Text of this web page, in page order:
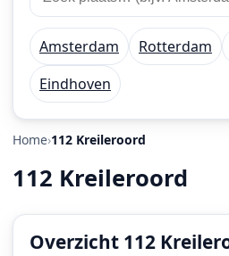
112
meldingen
plaats
of
regio
Amsterdam Rotterdam
Eindhoven
Home 112 Kreileroord
112 Kreileroord
Overzicht 112